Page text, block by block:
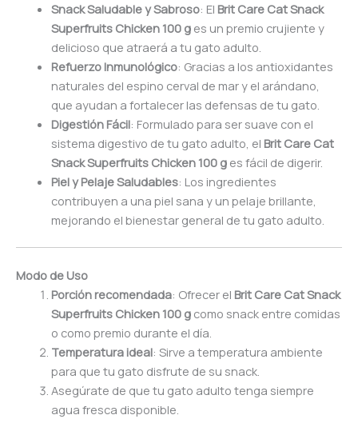
Snack Saludable y Sabroso: El Brit Care Cat Snack
Superfruits Chicken 100 ges un premio crujiente y
delicioso que atraerá a tu gato adulto.
Refuerzo Inmunológico: Gracias a los antioxidantes
naturales del espino cerval de mar y el arándano,
que ayudan a fortalecer las defensas de tu gato.
Digestión Fácil: Formulado para ser suave con el
sistema digestivo de tu gato adulto, el Brit Care Cat
Snack Superfruits Chicken 100 ges fácil de digerir.
Piel y Pelaje Saludables: Los ingredientes
contribuyen a una piel sana y un pelaje brillante,
mejorando el bienestar general de tu gato adulto.
Modo de Uso
Porción recomendada: Ofrecer el Brit Care Cat Snack
Superfruits Chicken 100 gcomo snack entre comidas
o como premio durante el día.
Temperatura ideal: Sirve a temperatura ambiente
para que tu gato disfrute de su snack.
Asegúrate de que tu gato adulto tenga siempre
agua fresca disponible.